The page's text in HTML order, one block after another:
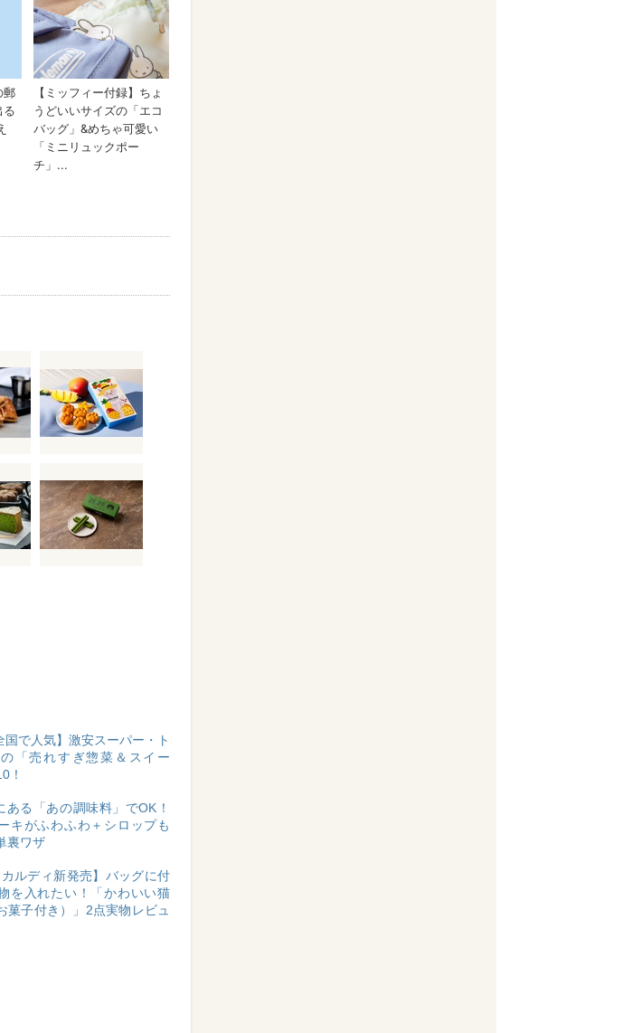
国で人気】激安スーパー・ト
「売れすぎ惣菜＆スイー
！
ある「あの調味料」でOK！
キがふわふわ＋シロップも
裏ワザ
カルディ新発売】バッグに付
を入れたい！「かわいい猫
菓子付き）」2点実物レビュ